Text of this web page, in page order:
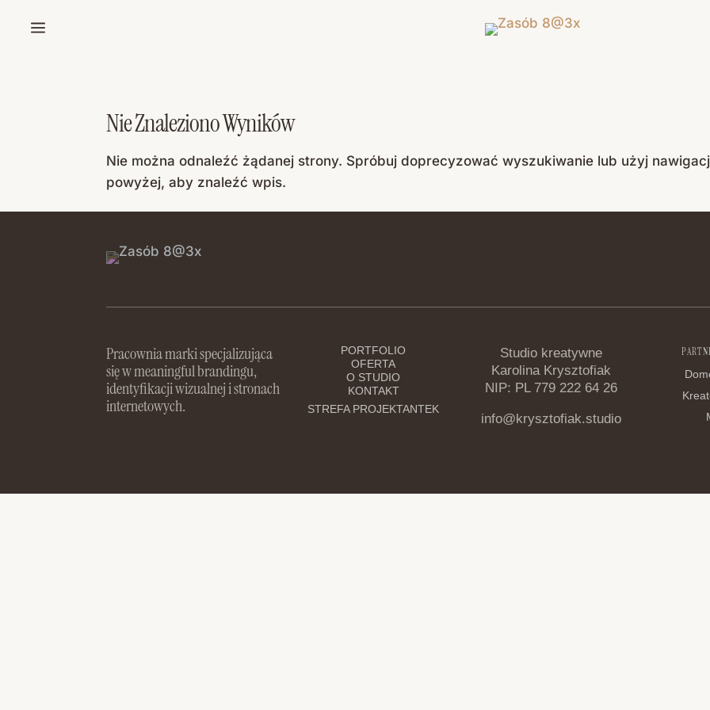
a
Nie Znaleziono Wyników
Nie można odnaleźć żądanej strony. Spróbuj doprecyzować wyszukiwanie lub użyj
powyżej, aby znaleźć wpis.
Pracownia marki specjalizująca
się w meaningful brandingu,
identyfikacji wizualnej i stronach
internetowych.
PORTFOLIO
OFERTA
O STUDIO
KONTAKT
STREFA PROJEKTANTEK
Studio kreatywne
Karolina Krysztofiak
NIP: PL 779 222 64 26
info@krysztofiak.studio